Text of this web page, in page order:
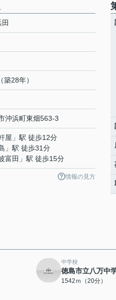
28年）
沖浜町東畑563-3
屋 」駅 徒歩12分
」駅 徒歩31分
富田 」駅 徒歩15分
情報の見方
中学校
徳島市立八万中
1542ｍ（20分）